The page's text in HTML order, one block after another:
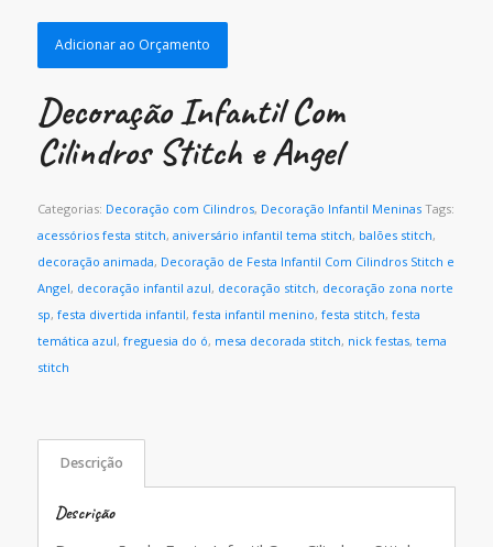
Adicionar ao Orçamento
Decoração Infantil Com
Cilindros Stitch e Angel
Categorias: Decoração com Cilindros, Decoração Infantil Meninas Tags:
acessórios festa stitch, aniversário infantil tema stitch, balões stitch,
decoração animada, Decoração de Festa Infantil Com Cilindros Stitch e
Angel, decoração infantil azul, decoração stitch, decoração zona norte
sp, festa divertida infantil, festa infantil menino, festa stitch, festa
temática azul, freguesia do ó, mesa decorada stitch, nick festas, tema
stitch
Descrição
Descrição